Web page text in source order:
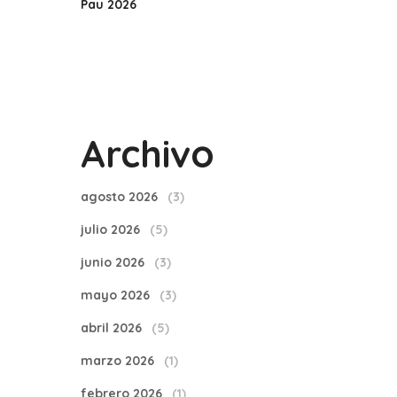
Pau 2026
Archivo
agosto 2026 (3)
julio 2026 (5)
junio 2026 (3)
mayo 2026 (3)
abril 2026 (5)
marzo 2026 (1)
febrero 2026 (1)